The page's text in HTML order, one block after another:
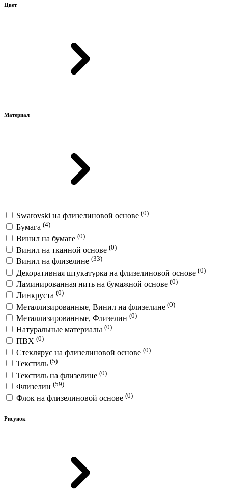
Цвет
Материал
Swarovski на флизелиновой основе (0)
Бумага (4)
Винил на бумаге (0)
Винил на тканной основе (0)
Винил на флизелине (33)
Декоративная штукатурка на флизелиновой основе (0)
Ламинированная нить на бумажной основе (0)
Линкруста (0)
Металлизированные, Винил на флизелине (0)
Металлизированные, Флизелин (0)
Натуральные материалы (0)
ПВХ (0)
Стеклярус на флизелиновой основе (0)
Текстиль (5)
Текстиль на флизелине (0)
Флизелин (59)
Флок на флизелиновой основе (0)
Рисунок